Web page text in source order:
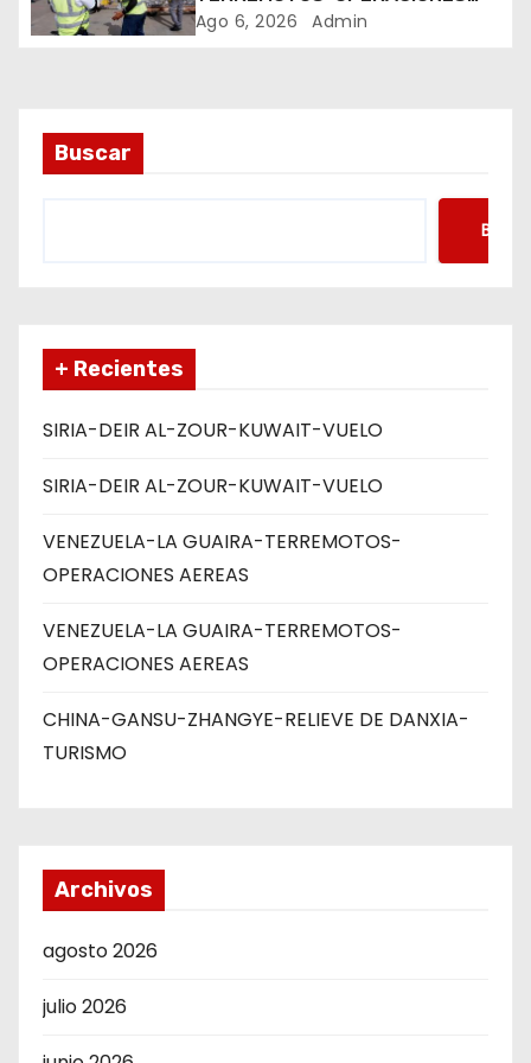
r
d
a
AEREAS
Ago 6, 2026 Admin
Buscar
+ Recientes
SIRIA-DEIR AL-ZOUR-KUWAIT-VUELO
SIRIA-DEIR AL-ZOUR-KUWAIT-VUELO
VENEZUELA-LA GUAIRA-TERREMOTOS-
OPERACIONES AEREAS
VENEZUELA-LA GUAIRA-TERREMOTOS-
OPERACIONES AEREAS
CHINA-GANSU-ZHANGYE-RELIEVE DE DANXIA-
TURISMO
Archivos
agosto 2026
julio 2026